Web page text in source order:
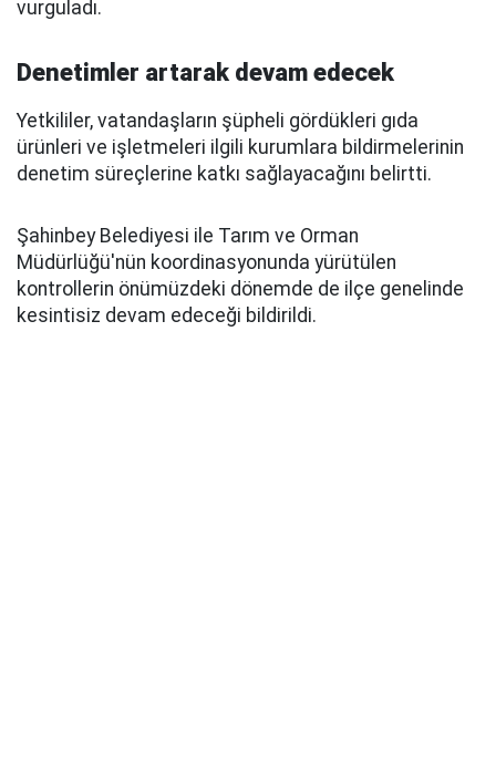
vurguladı.
Denetimler artarak devam edecek
Yetkililer, vatandaşların şüpheli gördükleri gıda
ürünleri ve işletmeleri ilgili kurumlara bildirmelerinin
denetim süreçlerine katkı sağlayacağını belirtti.
Şahinbey Belediyesi ile Tarım ve Orman
Müdürlüğü'nün koordinasyonunda yürütülen
kontrollerin önümüzdeki dönemde de ilçe genelinde
kesintisiz devam edeceği bildirildi.